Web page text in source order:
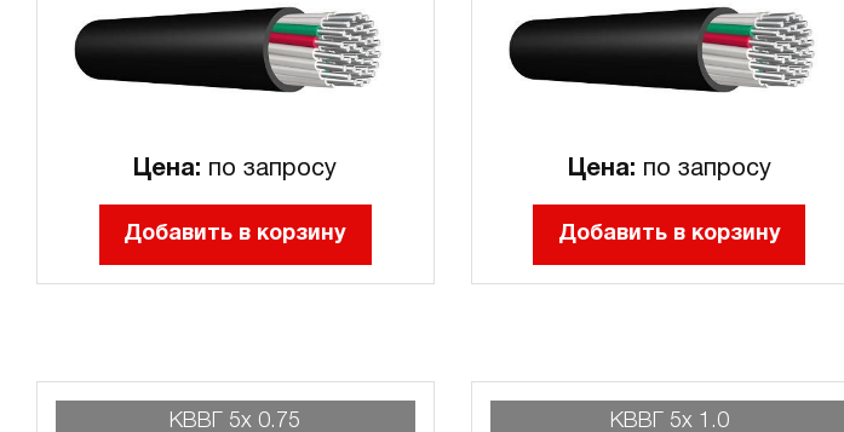
Цена: по запросу
Добавить в корзину
Цена: по запросу
Добавить в корзину
КВВГ 5х 0.75 КВВГ 5х 1.0